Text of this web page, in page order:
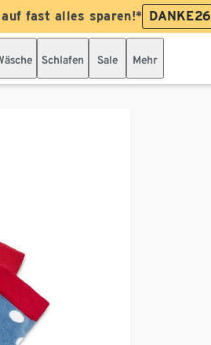
fast alles sparen!* DANKE26
Schlafen Sale Mehr